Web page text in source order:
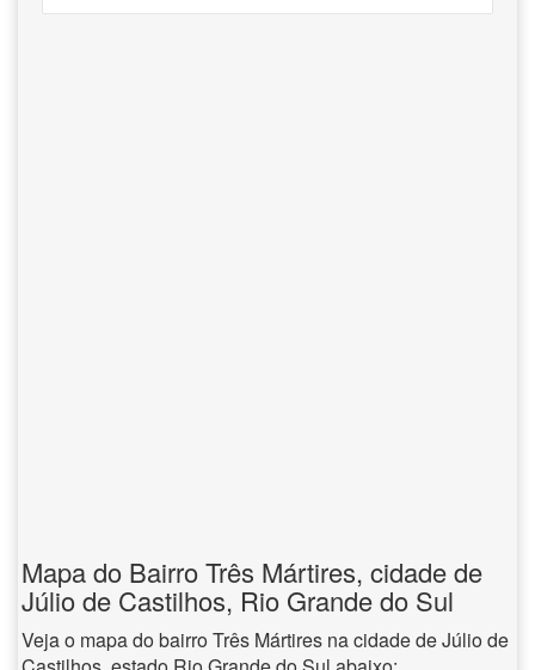
Mapa do Bairro Três Mártires, cidade de
Júlio de Castilhos, Rio Grande do Sul
Veja o mapa do bairro Três Mártires na cidade de Júlio de